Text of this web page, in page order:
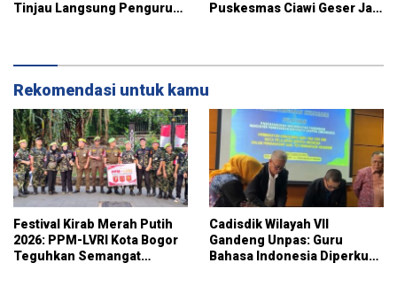
Tinjau Langsung Pengurus
Puskesmas Ciawi Geser Jam
Rekomendasi untuk kamu
Festival Kirab Merah Putih
2026: PPM-LVRI Kota Bogor
Teguhkan Semangat
Cadisdik Wilayah VII
Gandeng Unpas: Guru
Bahasa Indonesia Diperkuat